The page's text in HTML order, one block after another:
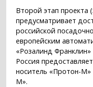
Второй этап проекта
предусматривает
российской
европейским
«Розалинд Франклин»
Россия
носитель «Протон-М»
М».